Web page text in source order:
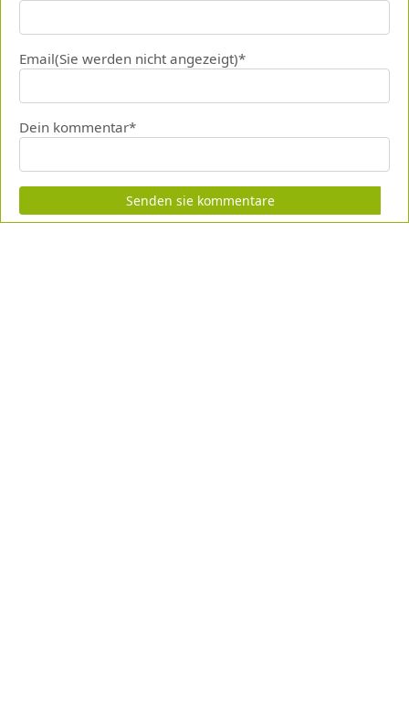
Email(Sie werden nicht angezeigt)*
Dein kommentar*
Senden sie kommentare